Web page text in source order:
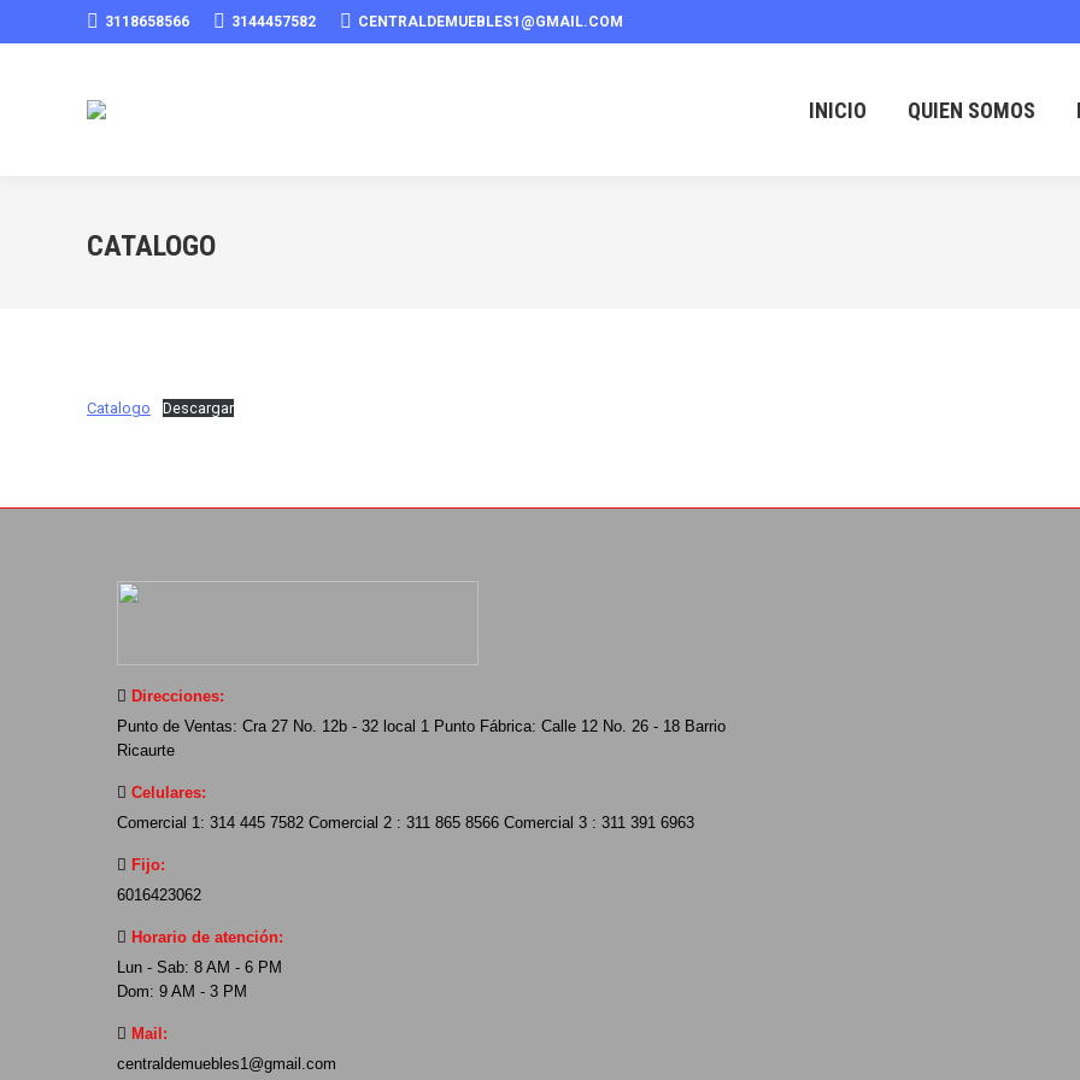
3118658566 3144457582 CENTRALDEMUEBLES1@GMAIL.COM
INICIO QUIEN SOMOS
CATALOGO
Catalogo Descargar
Direcciones:
Punto de Ventas: Cra 27 No. 12b - 32 local 1 Punto Fábrica: Calle 12 No. 26 - 18 Barrio
Ricaurte
Celulares:
Comercial 1: 314 445 7582 Comercial 2 : 311 865 8566 Comercial 3 : 311 391 6963
Fijo:
6016423062
Horario de atención:
Lun - Sab: 8 AM - 6 PM
Dom: 9 AM - 3 PM
Mail:
centraldemuebles1@gmail.com